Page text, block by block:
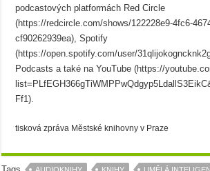
podcastových platformách Red Circle
(https://redcircle.com/shows/122228e9-4fc6-
cf90262939ea), Spotify
(https://open.spotify.com/user/
Podcasts a také na YouTube (https://
Ff1).
tisková zpráva Městské knihovny v Praze